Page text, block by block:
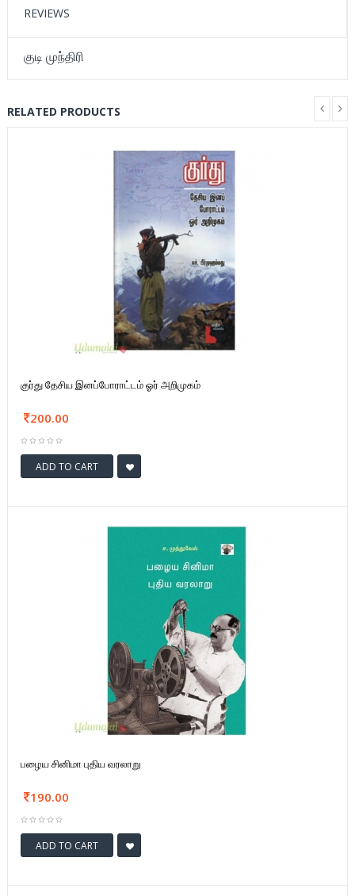
REVIEWS
குடி முந்திரி
RELATED PRODUCTS
குர்து தேசிய இனப்போராட்டம் ஓர் அறிமுகம்
200.00
ADD TO CART
பழைய சினிமா புதிய வரலாறு
190.00
ADD TO CART